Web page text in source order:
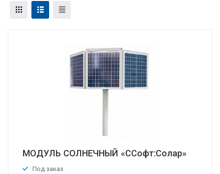
МОДУЛЬ СОЛНЕЧНЫЙ «ССофт:Солар»
Под заказ